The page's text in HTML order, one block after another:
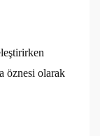
öznesi olarak